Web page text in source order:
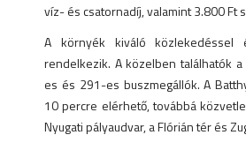
víz- és csatornadíj, valamint 3.800 Ft
A környék kiváló közlekedéssel
rendelkezik. A közelben találhatók
es és 291-es buszmegállók. A
10 percre elérhető, továbbá
Nyugati pályaudvar, a Flórián tér és